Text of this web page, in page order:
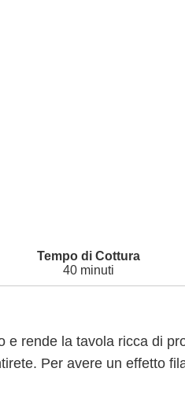
40 minuti
e rende la tavola ricca di
Per avere un effetto